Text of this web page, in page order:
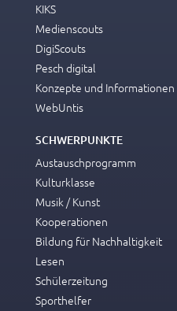
KIKS
Medienscouts
DigiScouts
Pesch digital
Konzepte und Informationen
WebUntis
SCHWERPUNKTE
Austauschprogramm
Kulturklasse
Musik / Kunst
Kooperationen
Bildung für Nachhaltigkeit
Lesen
Schülerzeitung
Sporthelfer